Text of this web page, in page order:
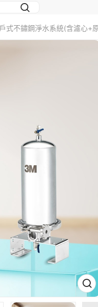
式不鏽鋼淨水系統(含濾心+